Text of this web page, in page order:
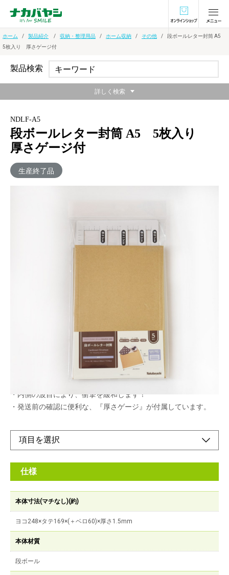
オンラインショ
ホーム 製品紹介 収納・整理用品 ホーム収納 その他
段ボールレター封筒 A5
5枚入り 厚さゲージ付
NDLF-A5
段ボールレター封筒 A5 5枚入り
厚さゲージ付
生産終了品
フリマアプリやオークションの商品発送に最適
・ナチュラルなクラフト色です。
・アクセサリー・衣類・本などの小さな荷物の発送におすすめで
・内側の波目により、衝撃を緩和します！
・発送前の確認に便利な、『厚さゲージ』が付属しています。
仕様
本体寸法(マチなし)(約)
ヨコ248×タテ169×(＋ベロ60)×厚さ1.5mm
本体材質
段ボール
製品検索
詳しく検索